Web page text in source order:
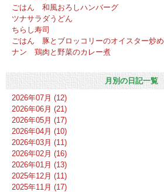
ごはん 和風おろしハンバーグ
ツナサラダうどん
ちらし寿司
ごはん 豚とブロッコリーのオイスター炒め
ナン 鶏肉と野菜のカレー煮
月別の日記一覧
2026年07月 (12)
2026年06月 (21)
2026年05月 (17)
2026年04月 (10)
2026年03月 (11)
2026年02月 (16)
2026年01月 (13)
2025年12月 (11)
2025年11月 (17)